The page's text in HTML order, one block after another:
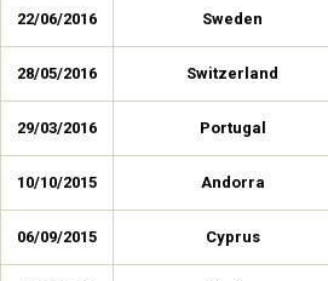
22/06/2016 Sweden
28/05/2016 Switzerland
29/03/2016 Portugal
10/10/2015 Andorra
06/09/2015 Cyprus